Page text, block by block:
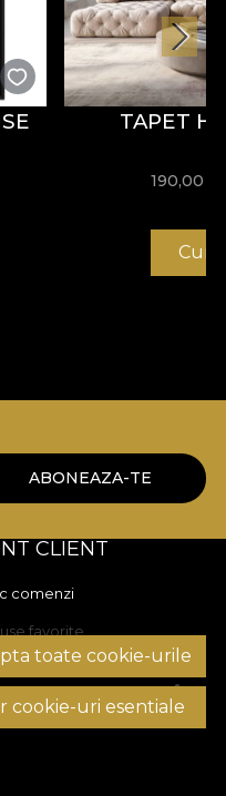
TAPET
190,00
toate cookie-urile
cookie-uri esentiale
ABONEAZA-TE
CLIENT
comenzi
favorite
de plata
si retururi